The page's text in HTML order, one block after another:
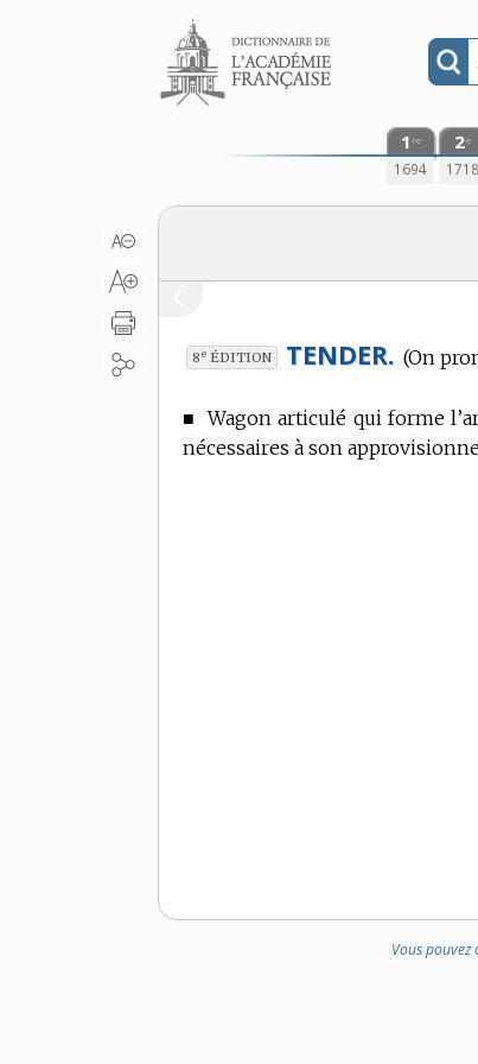
Aller au contenu
1 re
1694
2e
1718
8e ÉDITION TENDER. (On
■Wagon articulé qui forme
nécessaires à son
Vous